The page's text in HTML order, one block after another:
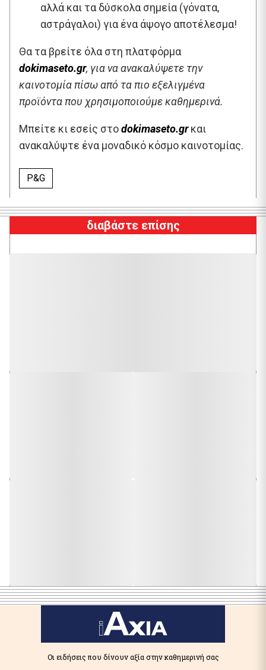
αλλά και τα δύσκολα σημεία (γόνατα,
αστράγαλοι) για ένα άψογο αποτέλεσμα!
Θα τα βρείτε όλα στη πλατφόρμα
dokimaseto.gr, για να ανακαλύψετε την
καινοτομία πίσω από τα πιο εξελιγμένα
προϊόντα που χρησιμοποιούμε καθημερινά.
Μπείτε κι εσείς στοdokimaseto.grκαι
ανακαλύψτε ένα μοναδικό κόσμο καινοτομίας.
P&G
διαβάστε επίσης
Οι ειδήσεις που δίνουν αξία στην καθημερινή σας